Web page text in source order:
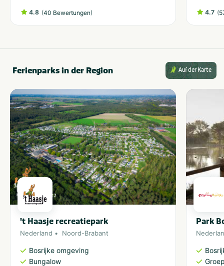
4.8 (40 Bewertungen) 4.7 (
Ferienparks in der Region Auf der Karte
't Haasje recreatiepark
Nederland Noord-Brabant
Bosrijke omgeving
Bungalow
Park